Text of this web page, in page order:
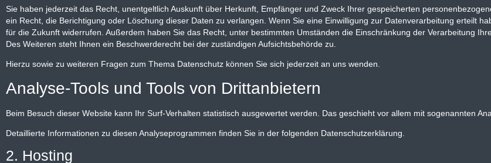
Sie haben jederzeit das Recht, unentgeltlich Auskunft über Herkunft, Empfänger und Zweck Ihrer gespeicherten
ein Recht, die Berichtigung oder Löschung dieser Daten zu verlangen. Wenn Sie eine Einwilligung zur Datenverarbeitung erteilt
für die Zukunft widerrufen. Außerdem haben Sie das Recht, unter bestimmten Umständen die Einschränkung der Verarbeitung
Des Weiteren steht Ihnen ein Beschwerderecht bei der zuständigen Aufsichtsbehörde zu.
Hierzu sowie zu weiteren Fragen zum Thema Datenschutz können Sie sich jederzeit an uns wenden.
Analyse-Tools und Tools von Dritt­anbietern
Beim Besuch dieser Website kann Ihr Surf-Verhalten statistisch ausgewertet werden. Das geschieht vor allem mit sogenannten
Detaillierte Informationen zu diesen Analyseprogrammen finden Sie in der folgenden Datenschutzerklärung.
2. Hosting